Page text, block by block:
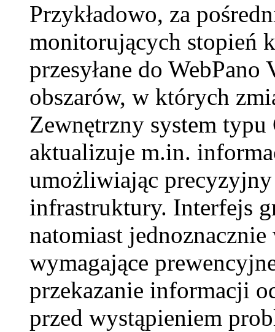
Przykładowo, za
monitorujących stopień
przesyłane do
obszarów, w których
Zewnętrzny system
aktualizuje m.in.
umożliwiając precyzyjny
infrastruktury. Interfejs
natomiast
wymagające
przekazanie informacji
przed wystąpieniem